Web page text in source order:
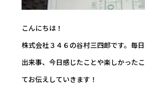
こんにちは！
株式会社３４６の谷村三四郎です。毎
出来事、今日感じたことや楽しかった
てお伝えしていきます！